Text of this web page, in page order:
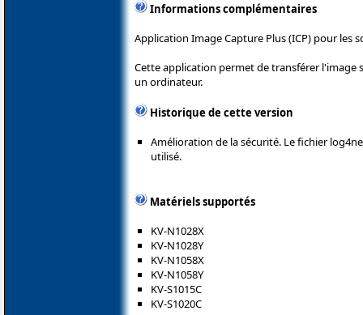
Informations complémentaires
Application Image Capture Plus (ICP) pour les
Cette application permet de transférer l'image
un ordinateur.
Historique de cette version
Amélioration de la sécurité. Le fichier
utilisé.
Matériels supportés
KV-N1028X
KV-N1028Y
KV-N1058X
KV-N1058Y
KV-S1015C
KV-S1020C